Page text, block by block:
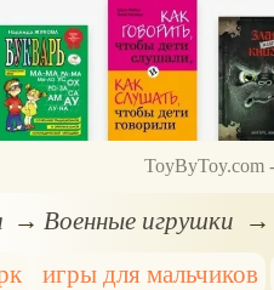
ToyByToy.com
Военные игрушки
игры для мальчиков